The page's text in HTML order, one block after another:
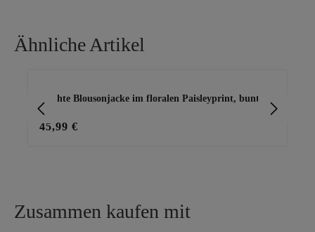
Ähnliche Artikel
Leichte Blousonjacke im floralen Paisleyprint, bunt
45,99 €
Zusammen kaufen mit